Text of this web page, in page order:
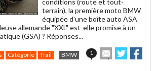
conditions (route et tout-
terrain), la première moto BMW
équipée d'une boîte auto ASA
allemande "XXL" est-elle promise à un
(GSA) ? Réponses...
Catégorie Trail BMW 1
Envoyer
cet
Partager
sur sur